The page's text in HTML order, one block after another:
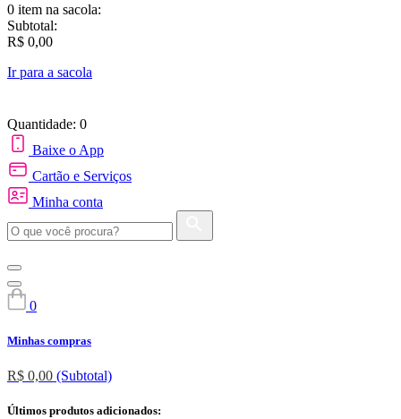
0 item na sacola:
Subtotal:
R$ 0,00
Ir para a sacola
Quantidade: 0
Baixe o App
Cartão e Serviços
Minha conta
0
Minhas compras
R$ 0,00 (Subtotal)
Últimos produtos adicionados: